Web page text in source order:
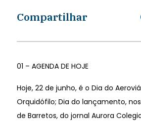
Compartilhar
01 – AGENDA DE HOJE
Hoje, 22 de junho, é o Dia do
Orquidófilo; Dia do lançamento,
de Barretos, do jornal Aurora